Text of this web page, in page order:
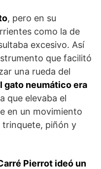
, pero en su
como la de
excesivo. Así
que facilitó
una rueda del
gato neumático era
que elevaba el
en un movimiento
trinquete, piñón y
Pierrot ideó un